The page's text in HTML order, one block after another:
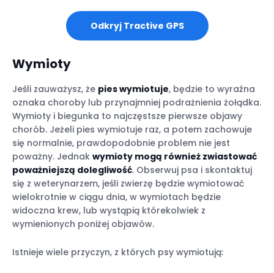
Odkryj Tractive GPS
Wymioty
Jeśli zauważysz, że pies wymiotuje, będzie to wyraźna
oznaka choroby lub przynajmniej podrażnienia żołądka.
Wymioty i biegunka to najczęstsze pierwsze objawy
chorób. Jeżeli pies wymiotuje raz, a potem zachowuje
się normalnie, prawdopodobnie problem nie jest
poważny. Jednak wymioty mogą również zwiastować
poważniejszą dolegliwość. Obserwuj psa i skontaktuj
się z weterynarzem, jeśli zwierzę będzie wymiotować
wielokrotnie w ciągu dnia, w wymiotach będzie
widoczna krew, lub wystąpią którekolwiek z
wymienionych poniżej objawów.
Istnieje wiele przyczyn, z których psy wymiotują: